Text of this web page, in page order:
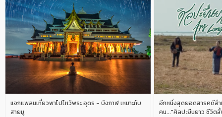
แจกแพลนเที่ยวพาไปไหว้พระ อุดร - บึงกาฬ เหมาะกับ
สายมู
อีกหนึ่งสุดยอดสารคดีส
คน..."ศิลปะยืนยาว ชีวิต